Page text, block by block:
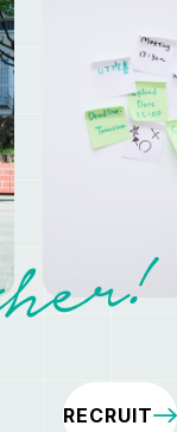
RECRUIT